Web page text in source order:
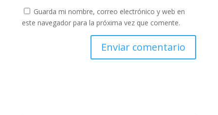
Guarda mi nombre, correo electrónico y web en
este navegador para la próxima vez que comente.